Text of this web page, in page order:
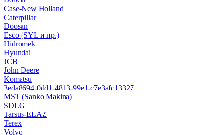
Case-New Holland
Caterpillar
Doosan
Esco (SYL и пр.)
Hidromek
Hyundai
JCB
John Deere
Komatsu
3eda8694-0dd1-4813-99e1-c7e3afc13327
MST (Sanko Makina)
SDLG
Tarsus-ELAZ
Terex
Volvo